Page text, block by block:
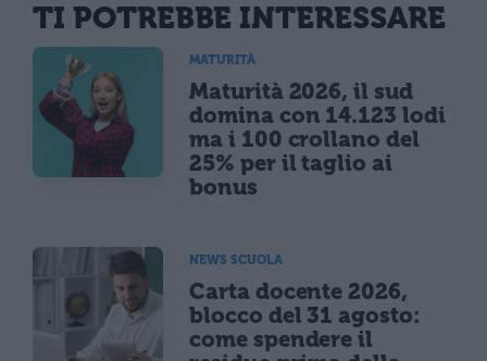
TI POTREBBE INTERESSARE
MATURITÀ
Maturità 2026, il sud
domina con 14.123 lodi
ma i 100 crollano del
25% per il taglio ai
bonus
NEWS SCUOLA
Carta docente 2026,
blocco del 31 agosto:
come spendere il